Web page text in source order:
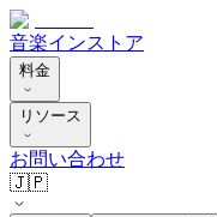
音楽インストア
料金
リソース
お問い合わせ
🇯🇵